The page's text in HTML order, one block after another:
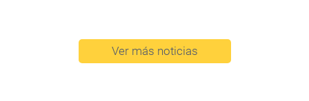
Ver más noticias